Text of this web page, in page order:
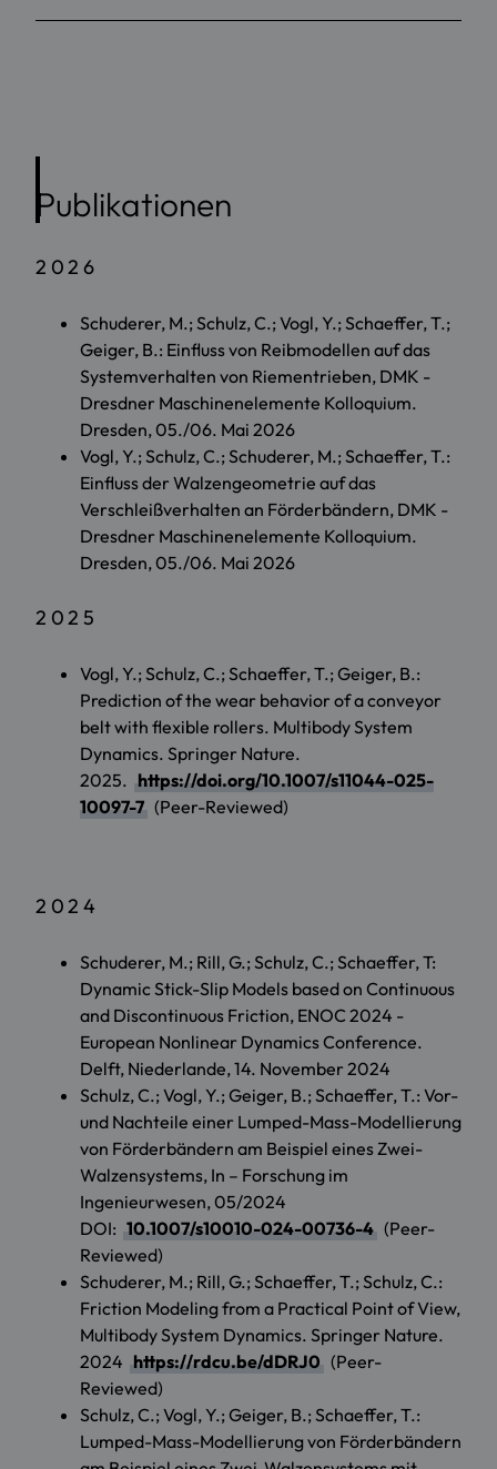
Publikationen
2026
Schuderer, M.; Schulz, C.; Vogl, Y.; Schaeffer, T.;
Geiger, B.: Einfluss von Reibmodellen auf das
Systemverhalten von Riementrieben, DMK -
Dresdner Maschinenelemente Kolloquium.
Dresden, 05./06. Mai 2026
Vogl, Y.; Schulz, C.; Schuderer, M.; Schaeffer, T.:
Einfluss der Walzengeometrie auf das
Verschleißverhalten an Förderbändern, DMK -
Dresdner Maschinenelemente Kolloquium.
Dresden, 05./06. Mai 2026
2025
Vogl, Y.; Schulz, C.; Schaeffer, T.; Geiger, B.:
Prediction of the wear behavior of a conveyor
belt with flexible rollers. Multibody System
Dynamics. Springer Nature.
2025. https://doi.org/10.1007/s11044-025-
10097-7 (Peer-Reviewed)
2024
Schuderer, M.; Rill, G.; Schulz, C.; Schaeffer, T:
Dynamic Stick-Slip Models based on Continuous
and Discontinuous Friction, ENOC 2024 -
European Nonlinear Dynamics Conference.
Delft, Niederlande, 14. November 2024
Schulz, C.; Vogl, Y.; Geiger, B.; Schaeffer, T.: Vor-
und Nachteile einer Lumped-Mass-Modellierung
von Förderbändern am Beispiel eines Zwei-
Walzensystems, In – Forschung im
Ingenieurwesen, 05/2024
DOI: 10.1007/s10010-024-00736-4 (Peer-
Reviewed)
Schuderer, M.; Rill, G.; Schaeffer, T.; Schulz, C.:
Friction Modeling from a Practical Point of View,
Multibody System Dynamics. Springer Nature.
2024 https://rdcu.be/dDRJ0 (Peer-
Reviewed)
Schulz, C.; Vogl, Y.; Geiger, B.; Schaeffer, T.:
Lumped-Mass-Modellierung von Förderbändern